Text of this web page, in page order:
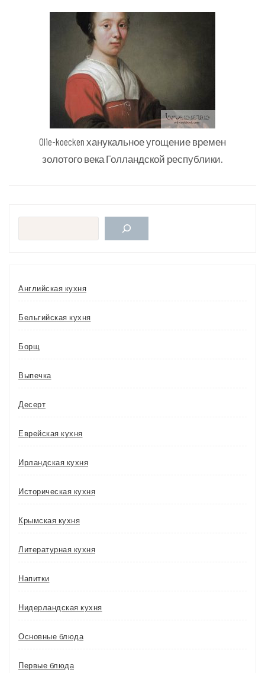
Olie-koecken ханукальное угощение времен
золотого века Голландской республики.
Английская кухня
Бельгийская кухня
Борщ
Выпечка
Десерт
Еврейская кухня
Ирландская кухня
Историческая кухня
Крымская кухня
Литературная кухня
Напитки
Нидерландская кухня
Основные блюда
Первые блюда